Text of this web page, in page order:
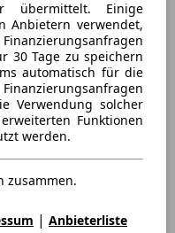
übermittelt. Einige
Anbietern verwendet,
30 Tage zu speichern
automatisch für die
Verwendung solcher
Funktionen
werden.
zusammen.
| Anbieterliste